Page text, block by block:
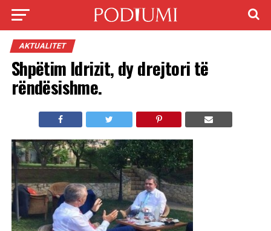
AKTUALITET
Shpëtim Idrizit, dy drejtori të
rëndësishme.